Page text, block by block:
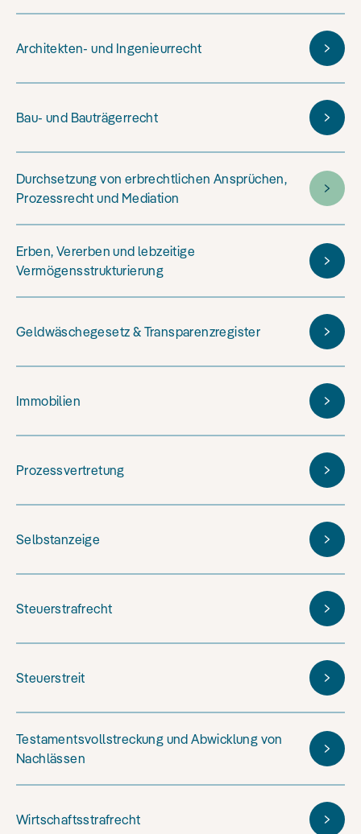
Architekten- und Ingenieurrecht
Bau- und Bauträgerrecht
Durchsetzung von erbrechtlichen Ansprüchen,
Prozessrecht und Mediation
Erben, Vererben und lebzeitige
Vermögensstrukturierung
Geldwäschegesetz & Transparenzregister
Immobilien
Prozessvertretung
Selbstanzeige
Steuerstrafrecht
Steuerstreit
Testamentsvollstreckung und Abwicklung von
Nachlässen
Wirtschaftsstrafrecht